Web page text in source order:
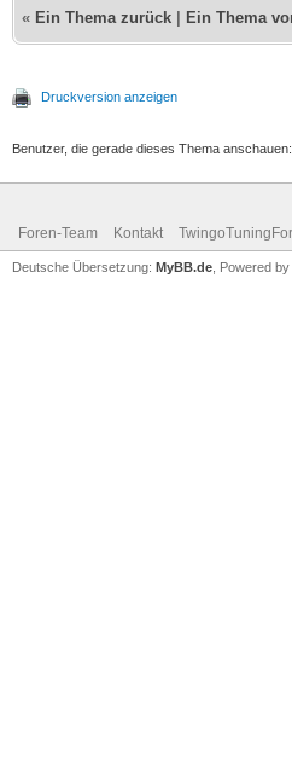
« Ein Thema zurück Ein Thema
Druckversion anzeigen
Benutzer, die gerade dieses Thema
Foren-Team Kontakt
Deutsche Übersetzung: MyBB.de , Powered by